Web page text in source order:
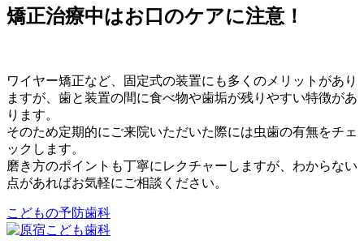
矯正治療中はお口のケアに注意！
ワイヤー矯正など、固定式の装置にも多くのメリットがあり
ますが、歯と装置の間に食べ物や歯垢が残りやすい特徴があ
ります。
そのため定期的にご来院いただいた際には虫歯の有無をチェ
ックします。
磨き方のポイントも丁寧にレクチャーしますが、わからない
点があればお気軽にご相談ください。
こどもの予防歯科